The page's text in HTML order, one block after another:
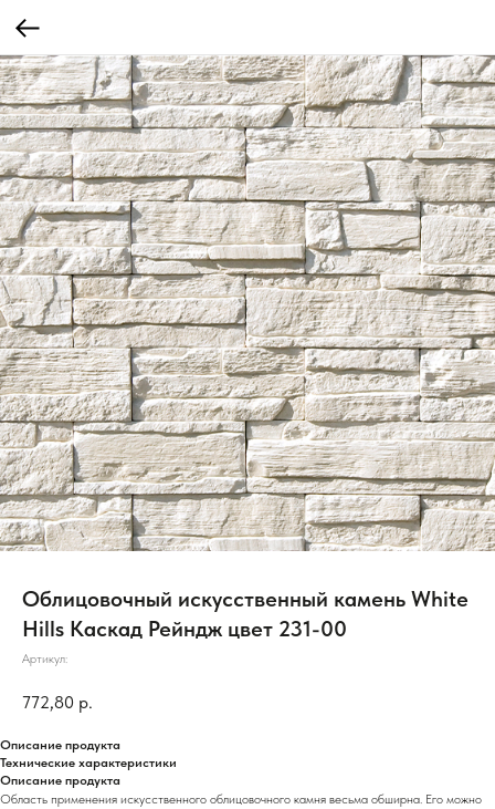
Облицовочный искусственный камень White
Hills Каскад Рейндж цвет 231-00
Артикул:
772,80 р.
Описание продукта
Технические характеристики
Описание продукта
Область применения искусственного облицовочного камня весьма обширна. Его можно